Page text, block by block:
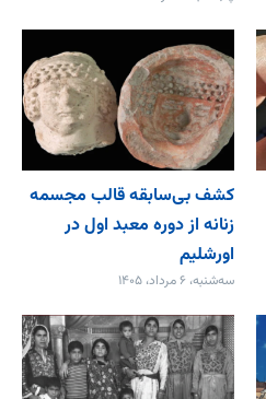
کشف بی‌سابقه قالب مجسمه
زنانه از دوره معبد اول در
اورشلیم
سه‌شنبه، ۶ مرداد، ۱۴۰۵